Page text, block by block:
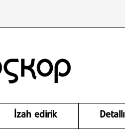
İzah edirik Detallı